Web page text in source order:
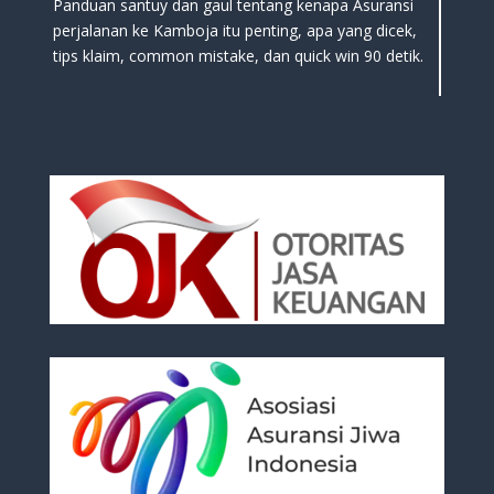
Panduan santuy dan gaul tentang kenapa Asuransi
perjalanan ke Kamboja itu penting, apa yang dicek,
tips klaim, common mistake, dan quick win 90 detik.